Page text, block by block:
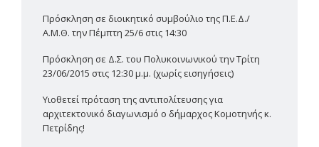
Πρόσκληση σε διοικητικό συμβούλιο της Π.Ε.Δ./
Α.Μ.Θ. την Πέμπτη 25/6 στις 14:30
Πρόσκληση σε Δ.Σ. του Πολυκοινωνικού την Τρίτη
23/06/2015 στις 12:30 μ.μ. (χωρίς εισηγήσεις)
Υιοθετεί πρόταση της αντιπολίτευσης για
αρχιτεκτονικό διαγωνισμό ο δήμαρχος Κομοτηνής κ.
Πετρίδης!